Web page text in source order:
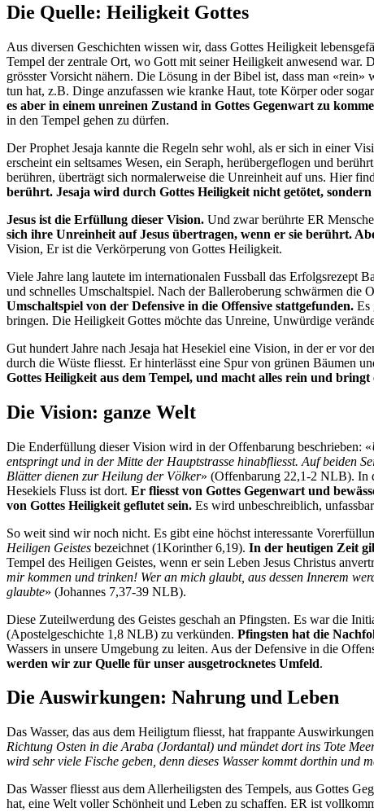
Die Quelle: Heiligkeit Gottes
Aus diversen Geschichten wissen wir, dass Gottes Heiligkeit
Tempel der zentrale Ort, wo Gott mit seiner Heiligkeit anwesend war.
grösster Vorsicht nähern. Die Lösung in der Bibel ist, dass man
tun hat, z.B. Dinge anzufassen wie kranke Haut, tote Körper oder
es aber in einem unreinen Zustand in Gottes Gegenwart zu
in den Tempel gehen zu dürfen.
Der Prophet Jesaja kannte die Regeln sehr wohl, als er sich in einer
erscheint ein seltsames Wesen, ein Seraph, herübergeflogen und
berühren, überträgt sich normalerweise die Unreinheit auf uns. Hier
berührt. Jesaja wird durch Gottes Heiligkeit nicht getötet,
Jesus ist die Erfüllung dieser Vision. Und zwar berührte ER
sich ihre Unreinheit auf Jesus übertragen, wenn er sie berührt.
Vision, Er ist die Verkörperung von Gottes Heiligkeit.
Viele Jahre lang lautete im internationalen Fussball das Erfolgsrezept
und schnelles Umschaltspiel. Nach der Balleroberung schwärmen die
Umschaltspiel von der Defensive in die Offensive stattgefunden. Es
bringen. Die Heiligkeit Gottes möchte das Unreine, Unwürdige
Gut hundert Jahre nach Jesaja hat Hesekiel eine Vision, in der er vor
durch die Wüste fliesst. Er hinterlässt eine Spur von grünen Bäumen
Gottes Heiligkeit aus dem Tempel, und macht alles rein und bringt
Die Vision: ganze Welt
Die Enderfüllung dieser Vision wird in der Offenbarung beschrieben: «
entspringt und in der Mitte der Hauptstrasse hinabfliesst. Auf beiden
Blätter dienen zur Heilung der Völker» (Offenbarung 22,1-2 NLB). In
Hesekiels Fluss ist dort. Er fliesst von Gottes Gegenwart und
von Gottes Heiligkeit geflutet sein. Es wird unbeschreiblich,
So weit sind wir noch nicht. Es gibt eine höchst interessante
Heiligen Geistes bezeichnet (1Korinther 6,19). In der heutigen Zeit
Tempel des Heiligen Geistes, wenn er sein Leben Jesus Christus
mir kommen und trinken! Wer an mich glaubt, aus dessen Innerem
glaubte» (Johannes 7,37-39 NLB).
Diese Zuteilwerdung des Geistes geschah an Pfingsten. Es war die
(Apostelgeschichte 1,8 NLB) zu verkünden. Pfingsten hat die
Wassers in unsere Umgebung zu leiten. Aus der Defensive in die
werden wir zur Quelle für unser ausgetrocknetes Umfeld.
Die Auswirkungen: Nahrung und Leben
Das Wasser, das aus dem Heiligtum fliesst, hat frappante
Richtung Osten in die Araba (Jordantal) und mündet dort ins Tote
wird sehr viele Fische geben, denn dieses Wasser kommt dorthin und
Das Wasser fliesst aus dem Allerheiligsten des Tempels, aus Gottes
hat, eine Welt voller Schönheit und Leben zu schaffen. ER ist